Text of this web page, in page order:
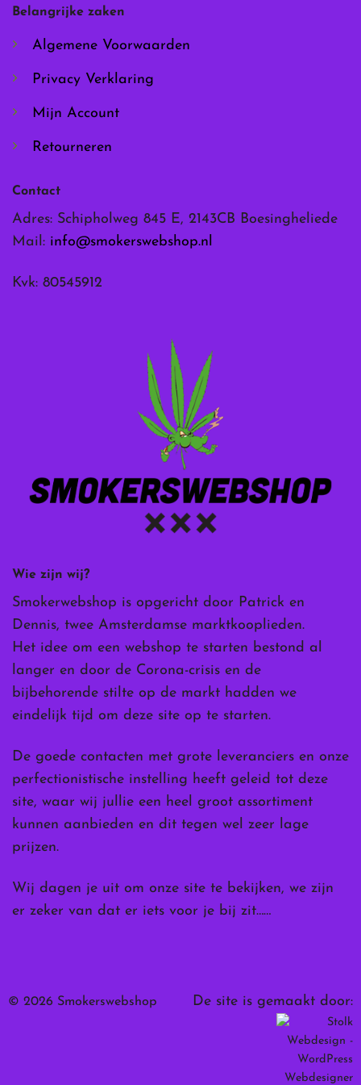
worden
op
de
productpagina
Wie zijn wij?
Smokerwebshop is opgericht door Patrick en
Dennis, twee Amsterdamse marktkooplieden.
Het idee om een webshop te starten bestond al
langer en door de Corona-crisis en de
bijbehorende stilte op de markt hadden we
eindelijk tijd om deze site op te starten.
De goede contacten met grote leveranciers en onze
perfectionistische instelling heeft geleid tot deze
site, waar wij jullie een heel groot assortiment
kunnen aanbieden en dit tegen wel zeer lage
prijzen.
Wij dagen je uit om onze site te bekijken, we zijn
er zeker van dat er iets voor je bij zit……
Belangrijke zaken
Algemene Voorwaarden
Privacy Verklaring
Mijn Account
Retourneren
Contact
Adres: Schipholweg 845 E, 2143CB Boesingheliede
Mail: info@smokerswebshop.nl
Kvk: 80545912
© 2026 Smokerswebshop De site is gemaakt door: